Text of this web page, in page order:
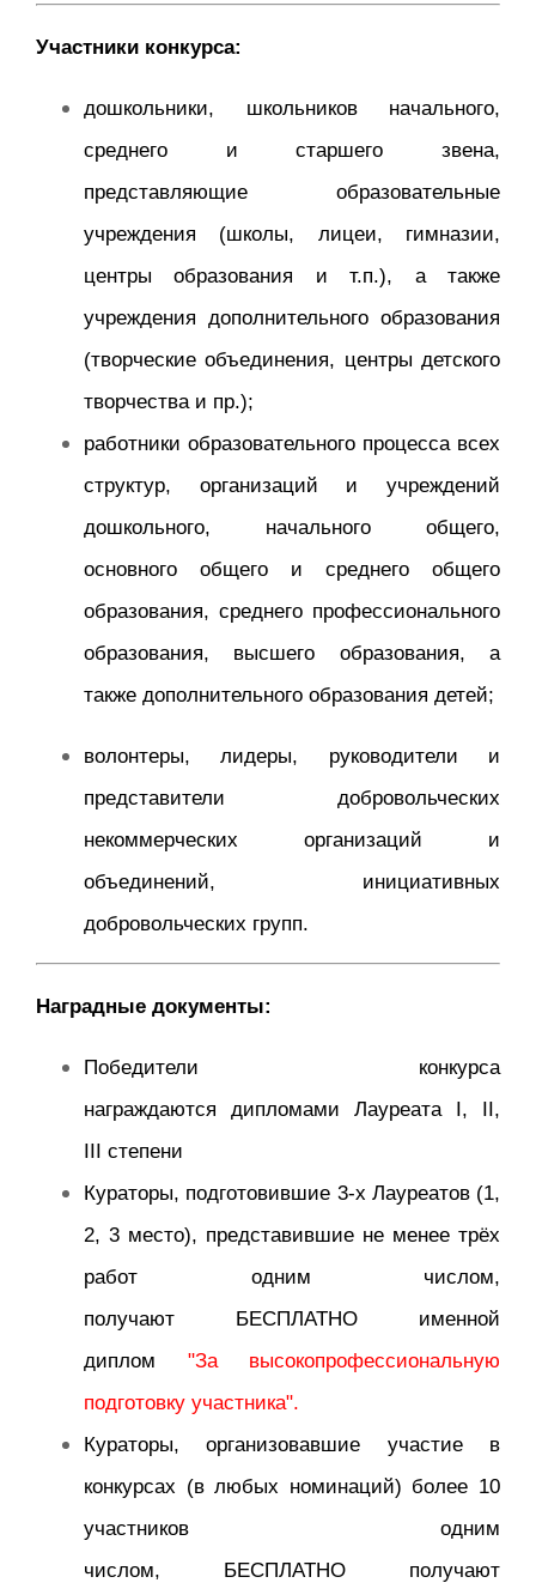
Участники конкурса:
дошкольники, школьников начального,
среднего и старшего звена,
представляющие образовательные
учреждения (школы, лицеи, гимназии,
центры образования и т.п.), а также
учреждения дополнительного образования
(творческие объединения, центры детского
творчества и пр.);
работники образовательного процесса всех
структур, организаций и учреждений
дошкольного, начального общего,
основного общего и среднего общего
образования, среднего профессионального
образования, высшего образования, а
также дополнительного образования детей;
волонтеры, лидеры, руководители и
представители добровольческих
некоммерческих организаций и
объединений, инициативных
добровольческих групп.
Наградные документы:
Победители конкурса
награждаются дипломами Лауреата I, II,
III степени
Кураторы, подготовившие 3-х Лауреатов (1,
2, 3 место), представившие не менее трёх
работ одним числом,
получают БЕСПЛАТНО именной
диплом
"За высокопрофессиональную
подготовку участника".
Кураторы, организовавшие участие в
конкурсах (в любых номинаций) более 10
участников одним
числом, БЕСПЛАТНО получают